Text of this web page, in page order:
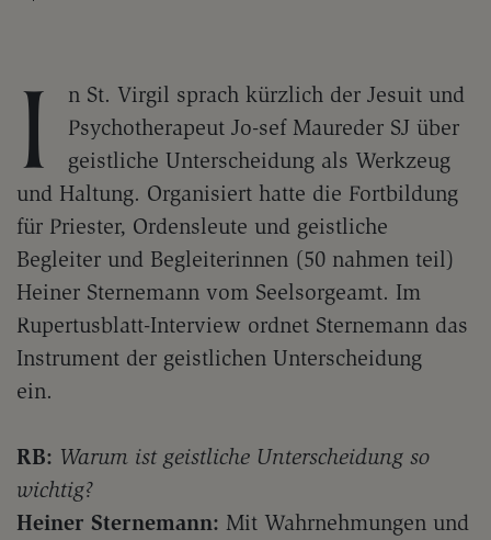
I
n St. Virgil sprach kürzlich der Jesuit und
Psychotherapeut Jo-sef Maureder SJ über
geistliche Unterscheidung als Werkzeug
und Haltung. Organisiert hatte die Fortbildung
für Priester, Ordensleute und geistliche
Begleiter und Begleiterinnen (50 nahmen teil)
Heiner Sternemann vom Seelsorgeamt. Im
Rupertusblatt-Interview ordnet Sternemann das
Instrument der geistlichen Unterscheidung
ein.
RB: Warum ist geistliche Unterscheidung so
wichtig?
Heiner Sternemann: Mit Wahrnehmungen und